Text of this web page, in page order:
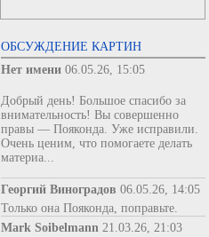
ОБСУЖДЕНИЕ КАРТИН
Нет имени 06.05.26, 15:05
Добрый день! Большое спасибо за
внимательность! Вы совершенно
правы — Пояконда. Уже исправили.
Очень ценим, что помогаете делать
материа...
Георгий Виноградов 06.05.26, 14:05
Только она Пояконда, поправьте.
Mark Soibelmann 21.03.26, 21:03